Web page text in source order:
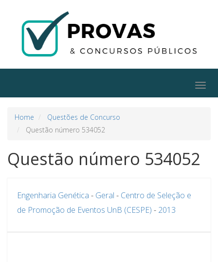
Home
Questões de Concurso
Questão número 534052
Questão número 534052
Engenharia Genética - Geral - Centro de Seleção e
de Promoção de Eventos UnB (CESPE) - 2013